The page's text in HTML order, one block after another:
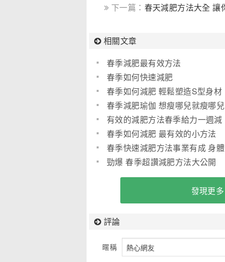
下一篇： 春天減肥方法大全 讓
相關文章
春季減肥最有效方法
春季如何快速減肥
春季如何減肥 輕鬆塑造S型身材
_1515
春季減肥瑜伽 想瘦哪兒就瘦哪兒
有效的減肥方法春季給力一週減
肥食譜 輕鬆減掉14斤
春季如何減肥 最有效的小方法
春季快速減肥方法事業有成 身體
無胖勁爆 春季超讚減肥方法大公開
發現更
評論
暱稱